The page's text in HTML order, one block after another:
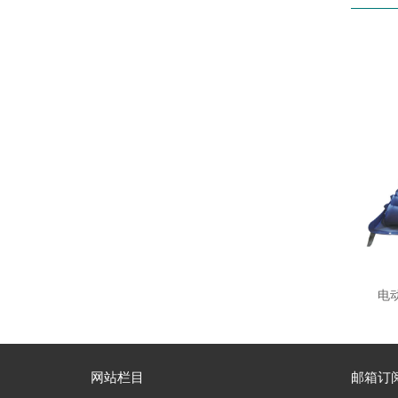
电
网站栏目 邮箱订